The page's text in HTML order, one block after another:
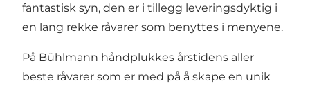
fantastisk syn, den er i tillegg leveringsdyktig i
en lang rekke råvarer som benyttes i menyene.
På Bühlmann håndplukkes årstidens aller
beste råvarer som er med på å skape en unik